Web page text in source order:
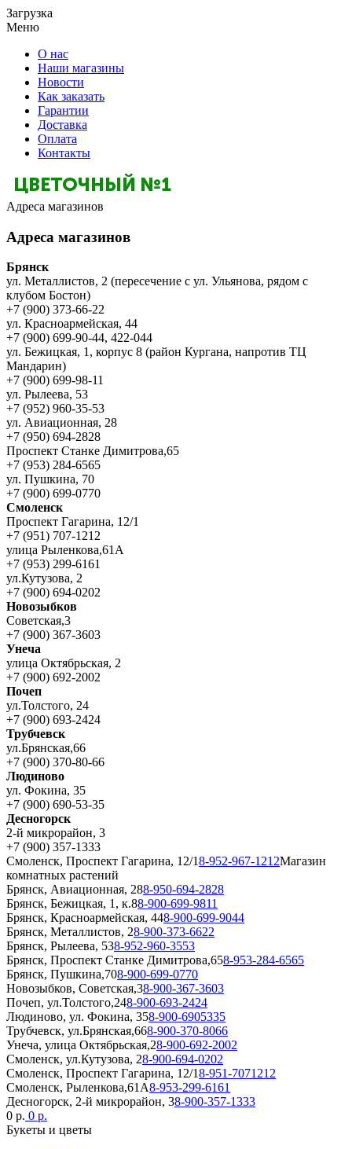
Загрузка
Меню
О нас
Наши магазины
Новости
Как заказать
Гарантии
Доставка
Оплата
Контакты
Адреса магазинов
Адреса магазинов
Брянск
ул. Металлистов, 2 (пересечение с ул. Ульянова, рядом с
клубом Бостон)
+7 (900) 373-66-22
ул. Красноармейская, 44
+7 (900) 699-90-44, 422-044
ул. Бежицкая, 1, корпус 8 (район Кургана, напротив ТЦ
Мандарин)
+7 (900) 699-98-11
ул. Рылеева, 53
+7 (952) 960-35-53
ул. Авиационная, 28
+7 (950) 694-2828
Проспект Станке Димитрова,65
+7 (953) 284-6565
ул. Пушкина, 70
+7 (900) 699-0770
Смоленск
Проспект Гагарина, 12/1
+7 (951) 707-1212
улица Рыленкова,61А
+7 (953) 299-6161
ул.Кутузова, 2
+7 (900) 694-0202
Новозыбков
Советская,3
+7 (900) 367-3603
Унеча
улица Октябрьская, 2
+7 (900) 692-2002
Почеп
ул.Толстого, 24
+7 (900) 693-2424
Трубчевск
ул.Брянская,66
+7 (900) 370-80-66
Людиново
ул. Фокина, 35
+7 (900) 690-53-35
Десногорск
2-й микрорайон, 3
+7 (900) 357-1333
Смоленск, Проспект Гагарина, 12/18-952-967-1212Магазин
комнатных растений
Брянск, Авиационная, 288-950-694-2828
Брянск, Бежицкая, 1, к.88-900-699-9811
Брянск, Красноармейская, 448-900-699-9044
Брянск, Металлистов, 28-900-373-6622
Брянск, Рылеева, 538-952-960-3553
Брянск, Проспект Станке Димитрова,658-953-284-6565
Брянск, Пушкина,708-900-699-0770
Новозыбков, Советская,38-900-367-3603
Почеп, ул.Толстого,248-900-693-2424
Людиново, ул. Фокина, 358-900-6905335
Трубчевск, ул.Брянская,668-900-370-8066
Унеча, улица Октябрьская,28-900-692-2002
Смоленск, ул.Кутузова, 28-900-694-0202
Смоленск, Проспект Гагарина, 12/18-951-7071212
Смоленск, Рыленкова,61А8-953-299-6161
Десногорск, 2-й микрорайон, 38-900-357-1333
0 р. 0 р.
Букеты и цветы